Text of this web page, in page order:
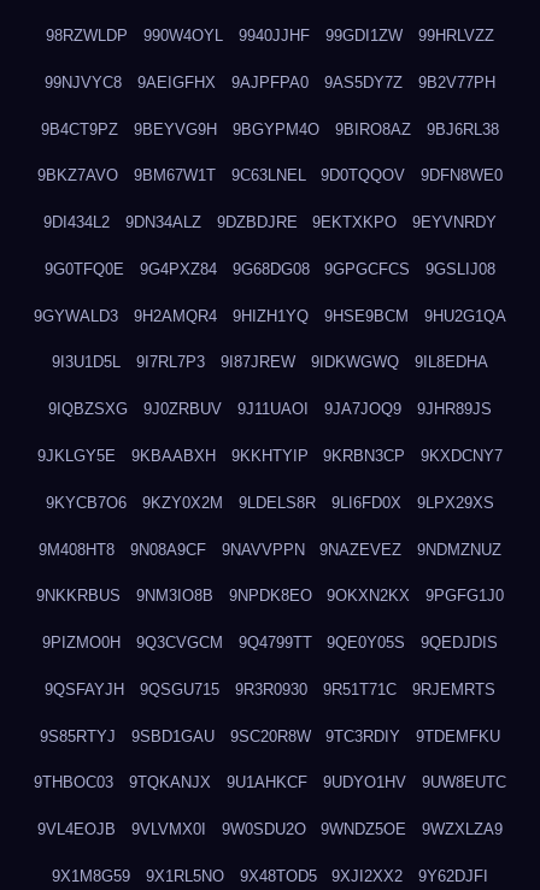
98RZWLDP 990W4OYL 9940JJHF 99GDI1ZW 99HRLVZZ
99NJVYC8 9AEIGFHX 9AJPFPA0 9AS5DY7Z 9B2V77PH
9B4CT9PZ 9BEYVG9H 9BGYPM4O 9BIRO8AZ 9BJ6RL38
9BKZ7AVO 9BM67W1T 9C63LNEL 9D0TQQOV 9DFN8WE0
9DI434L2 9DN34ALZ 9DZBDJRE 9EKTXKPO 9EYVNRDY
9G0TFQ0E 9G4PXZ84 9G68DG08 9GPGCFCS 9GSLIJ08
9GYWALD3 9H2AMQR4 9HIZH1YQ 9HSE9BCM 9HU2G1QA
9I3U1D5L 9I7RL7P3 9I87JREW 9IDKWGWQ 9IL8EDHA
9IQBZSXG 9J0ZRBUV 9J11UAOI 9JA7JOQ9 9JHR89JS
9JKLGY5E 9KBAABXH 9KKHTYIP 9KRBN3CP 9KXDCNY7
9KYCB7O6 9KZY0X2M 9LDELS8R 9LI6FD0X 9LPX29XS
9M408HT8 9N08A9CF 9NAVVPPN 9NAZEVEZ 9NDMZNUZ
9NKKRBUS 9NM3IO8B 9NPDK8EO 9OKXN2KX 9PGFG1J0
9PIZMO0H 9Q3CVGCM 9Q4799TT 9QE0Y05S 9QEDJDIS
9QSFAYJH 9QSGU715 9R3R0930 9R51T71C 9RJEMRTS
9S85RTYJ 9SBD1GAU 9SC20R8W 9TC3RDIY 9TDEMFKU
9THBOC03 9TQKANJX 9U1AHKCF 9UDYO1HV 9UW8EUTC
9VL4EOJB 9VLVMX0I 9W0SDU2O 9WNDZ5OE 9WZXLZA9
9X1M8G59 9X1RL5NO 9X48TOD5 9XJI2XX2 9Y62DJFI